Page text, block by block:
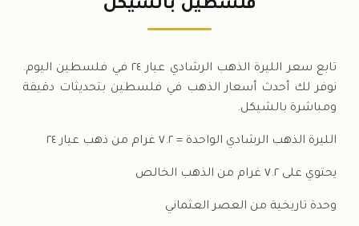
فلسطين بالشيكل
تابع سعر الليرة الذهب الرشادي عيار ٢٤ في فلسطين اليوم.
نوفر لك أحدث أسعار الذهب في فلسطين بتحديثات دقيقة
ومباشرة بالشيكل.
الليرة الذهب الرشادي الواحدة = ٧.٢ غرام من ذهب عيار ٢٤
يحتوي على ٧.٢ غرام من الذهب الخالص
وحدة تاريخية من العصر العثماني